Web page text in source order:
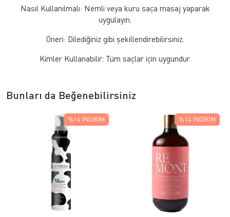
Nasıl Kullanılmalı: Nemli veya kuru saça masaj yaparak
uygulayın.
Öneri: Dilediğiniz gibi şekillendirebilirsiniz.
Kimler Kullanabilir: Tüm saçlar için uygundur.
Bunları da Beğenebilirsiniz
%14 İNDIRIM %14 İNDIRIM